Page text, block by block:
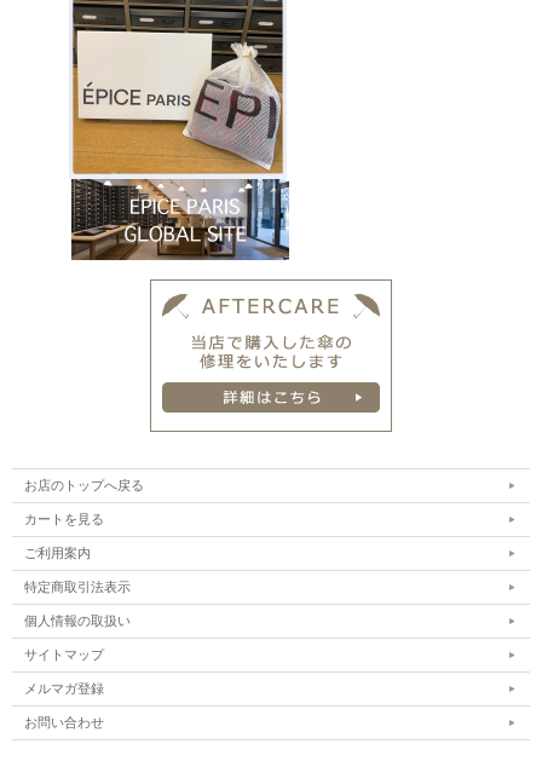
F-LILAC（完売）
お店のトップへ戻る
カートを見る
ご利用案内
特定商取引法表示
個人情報の取扱い
サイトマップ
メルマガ登録
お問い合わせ